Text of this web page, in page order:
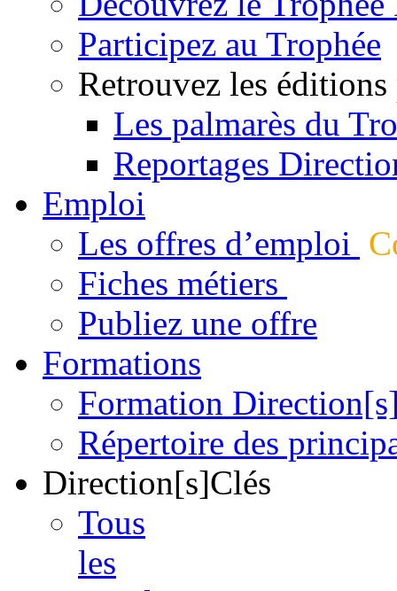
Participez au Trophée
Retrouvez les éditions
Les palmarès du
Reportages
Emploi
Les offres d’emploi
Fiches métiers
Publiez une offre
Formations
Formation
Répertoire des
Direction[s]Clés
Tous
les